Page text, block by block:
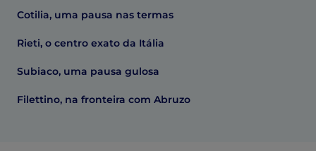
Cotilia, uma pausa nas termas
Rieti, o centro exato da Itália
Subiaco, uma pausa gulosa
Filettino, na fronteira com Abruzo